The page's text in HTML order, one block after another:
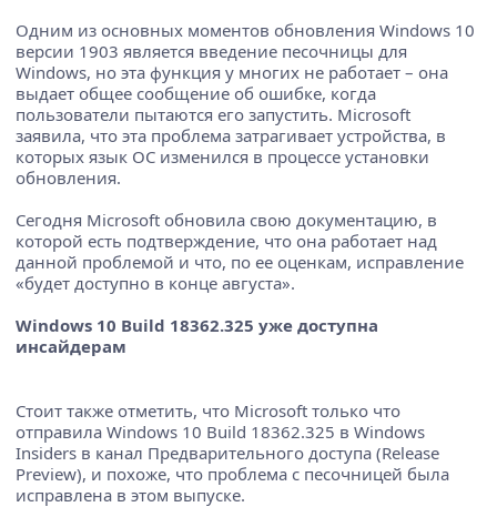
Одним из основных моментов обновления Windows 10
версии 1903 является введение песочницы для
Windows, но эта функция у многих не работает – она
выдает общее сообщение об ошибке, когда
пользователи пытаются его запустить. Microsoft
заявила, что эта проблема затрагивает устройства, в
которых язык ОС изменился в процессе установки
обновления.
Сегодня Microsoft обновила свою документацию, в
которой есть подтверждение, что она работает над
данной проблемой и что, по ее оценкам, исправление
«будет доступно в конце августа».
Windows 10 Build 18362.325 уже доступна
инсайдерам
Стоит также отметить, что Microsoft только что
отправила Windows 10 Build 18362.325 в Windows
Insiders в канал Предварительного доступа (Release
Preview), и похоже, что проблема с песочницей была
исправлена ​​в этом выпуске.